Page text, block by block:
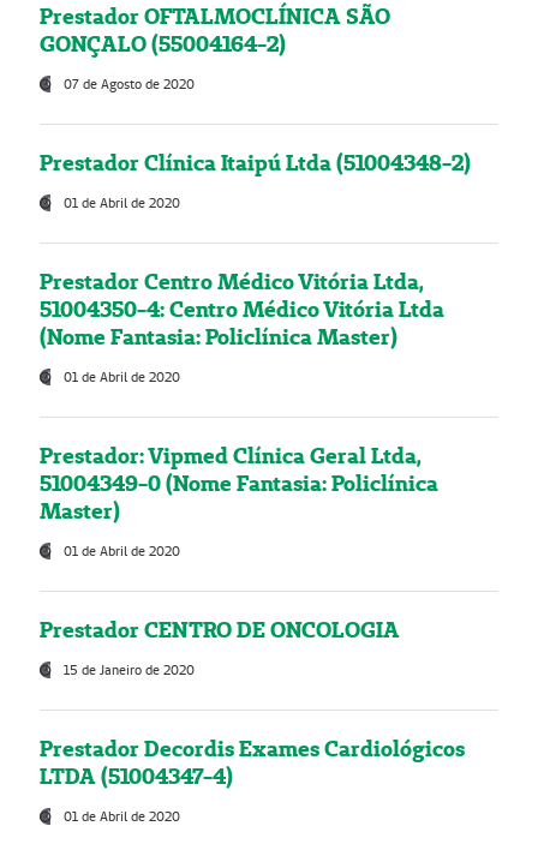
Prestador OFTALMOCLÍNICA SÃO
GONÇALO (55004164-2)
07 de Agosto de 2020
Prestador Clínica Itaipú Ltda (51004348-2)
01 de Abril de 2020
Prestador Centro Médico Vitória Ltda,
51004350-4: Centro Médico Vitória Ltda
(Nome Fantasia: Policlínica Master)
01 de Abril de 2020
Prestador: Vipmed Clínica Geral Ltda,
51004349-0 (Nome Fantasia: Policlínica
Master)
01 de Abril de 2020
Prestador CENTRO DE ONCOLOGIA
15 de Janeiro de 2020
Prestador Decordis Exames Cardiológicos
LTDA (51004347-4)
01 de Abril de 2020